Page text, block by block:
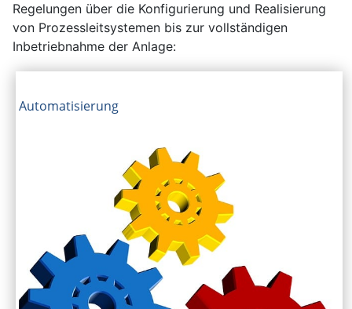
Regelungen über die Konfigurierung und Realisierung
von Prozessleitsystemen bis zur vollständigen
Inbetriebnahme der Anlage:
Automatisierung